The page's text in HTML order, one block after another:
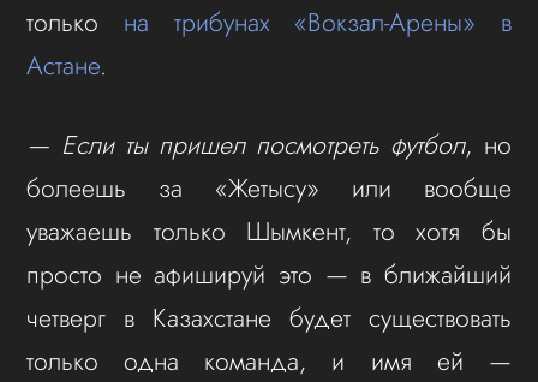
только на трибунах «Вокзал-Арены» в
Астане.
— Если ты пришел посмотреть футбол, но
болеешь за «Жетысу» или вообще
уважаешь только Шымкент, то хотя бы
просто не афишируй это — в ближайший
четверг в Казахстане будет существовать
только одна команда, и имя ей —